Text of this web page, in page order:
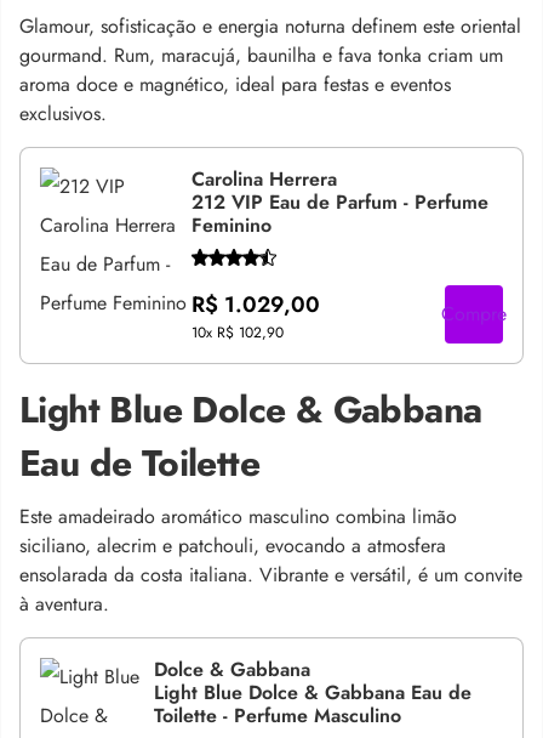
Glamour, sofisticação e energia noturna definem este oriental
gourmand. Rum, maracujá, baunilha e fava tonka criam um
aroma doce e magnético, ideal para festas e eventos
exclusivos.
Carolina Herrera
212 VIP Eau de Parfum - Perfume
Feminino
R$ 1.029,00
10x R$ 102,90
Compre
Light Blue Dolce & Gabbana
Eau de Toilette
Este amadeirado aromático masculino combina limão
siciliano, alecrim e patchouli, evocando a atmosfera
ensolarada da costa italiana. Vibrante e versátil, é um convite
à aventura.
Dolce & Gabbana
Light Blue Dolce & Gabbana Eau de
Toilette - Perfume Masculino